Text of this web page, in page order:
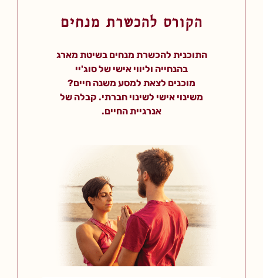
הקורס להכשרת מנחים
התוכנית להכשרת מנחים בשיטת מארג
בהנחייה וליווי אישי של סוג'יי
מוכנים לצאת למסע משנה חיים?
משינוי אישי לשינוי חברתי. קבלה של
אנרגיית החיים.